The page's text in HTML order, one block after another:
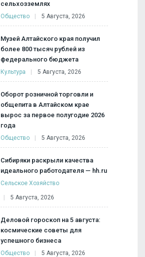
сельхозземлях
Общество 5 Августа, 2026
Музей Алтайского края получил
более 800 тысяч рублей из
федерального бюджета
Культура 5 Августа, 2026
Оборот розничной торговли и
общепита в Алтайском крае
вырос за первое полугодие 2026
года
Общество 5 Августа, 2026
Сибиряки раскрыли качества
идеального работодателя — hh.ru
Сельское Хозяйство
5 Августа, 2026
Деловой гороскоп на 5 августа:
космические советы для
успешного бизнеса
Общество 5 Августа, 2026